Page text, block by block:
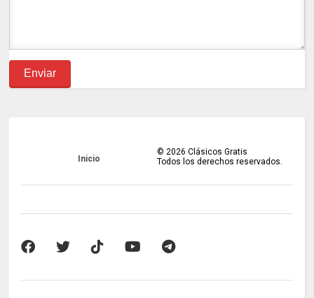
Inicio
© 2026 Clásicos Gratis
Todos los derechos reservados.